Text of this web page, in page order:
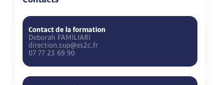
Contact de la formation
Deborah FAMILIARI
direction.sup@es2c.fr
07 77 23 69 90